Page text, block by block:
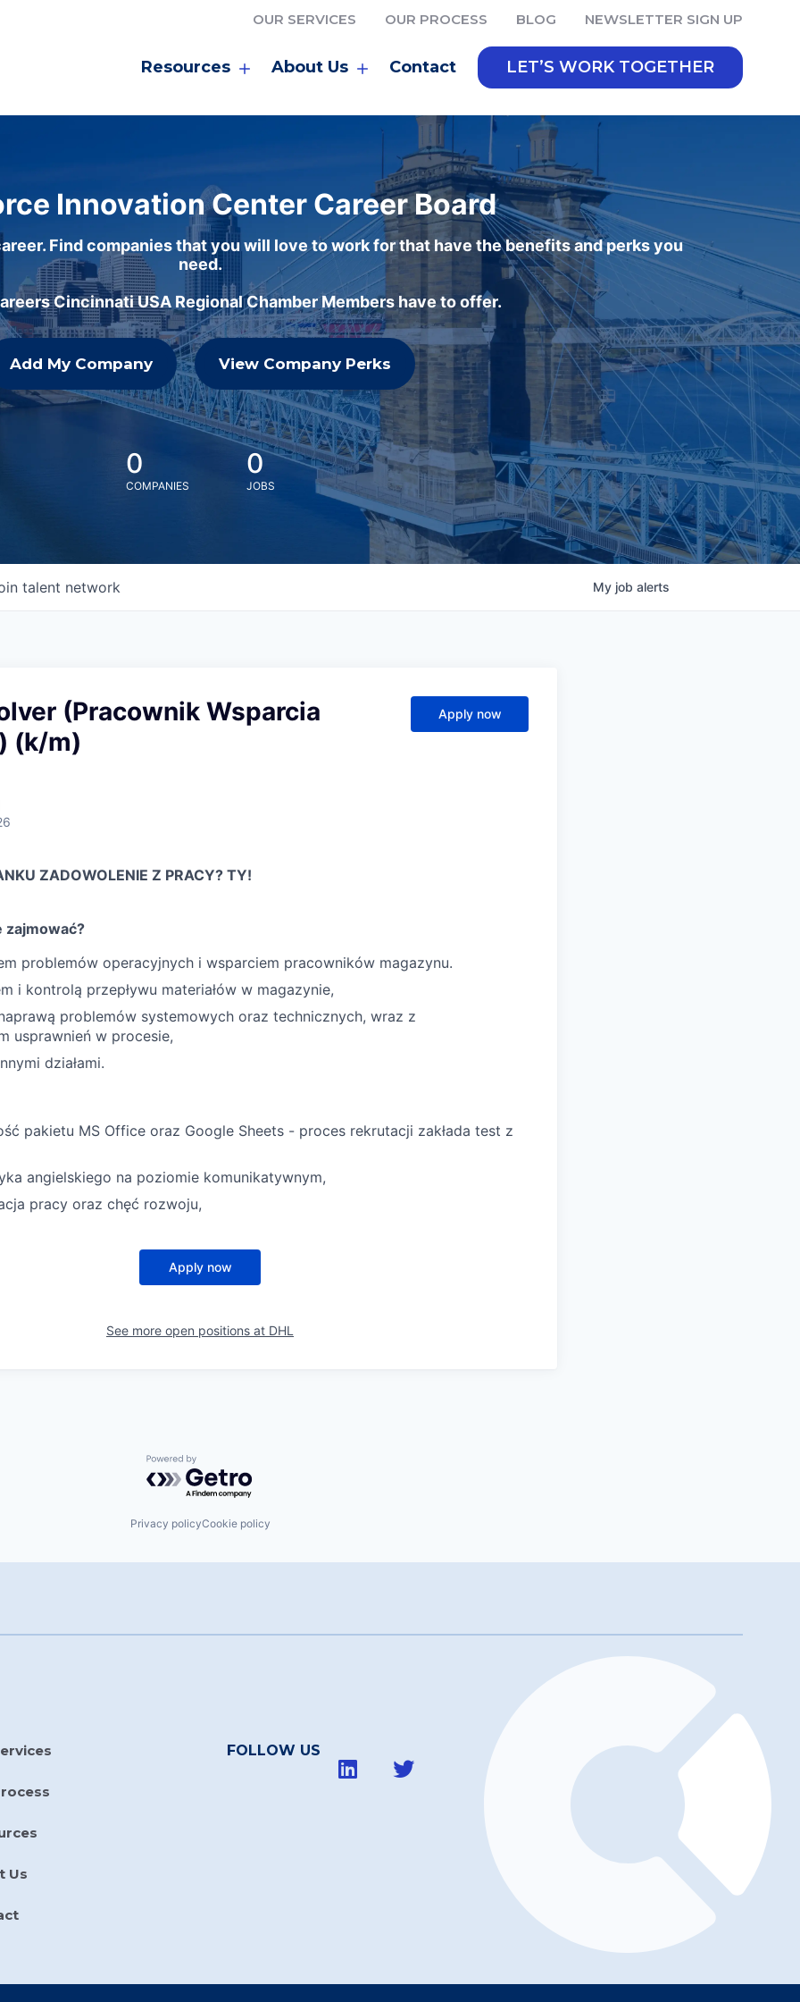
OUR SERVICES OUR PROCESS BLOG NEWSLETTER SIGN UP
Resources About Us Contact LET’S WORK TOGETHER
Innovation Center Career Board
Find companies that you will love to work for that have the benefits and perks you
need.
Cincinnati USA Regional Chamber Members have to offer.
Add My Company View Company Perks
0
COMPANIES
0
JOBS
talent network My job alerts
(Pracownik Wsparcia
(k/m)
Apply now
ZADOWOLENIE Z PRACY? TY!
zajmować?
problemów operacyjnych i wsparciem pracowników magazynu.
i kontrolą przepływu materiałów w magazynie,
problemów systemowych oraz technicznych, wraz z
usprawnień w procesie,
działami.
pakietu MS Office oraz Google Sheets - proces rekrutacji zakłada test z
angielskiego na poziomie komunikatywnym,
pracy oraz chęć rozwoju,
Apply now
See more open positions at DHL
Powered by Getro.com
Privacy policyCookie policy
Us
FOLLOW US